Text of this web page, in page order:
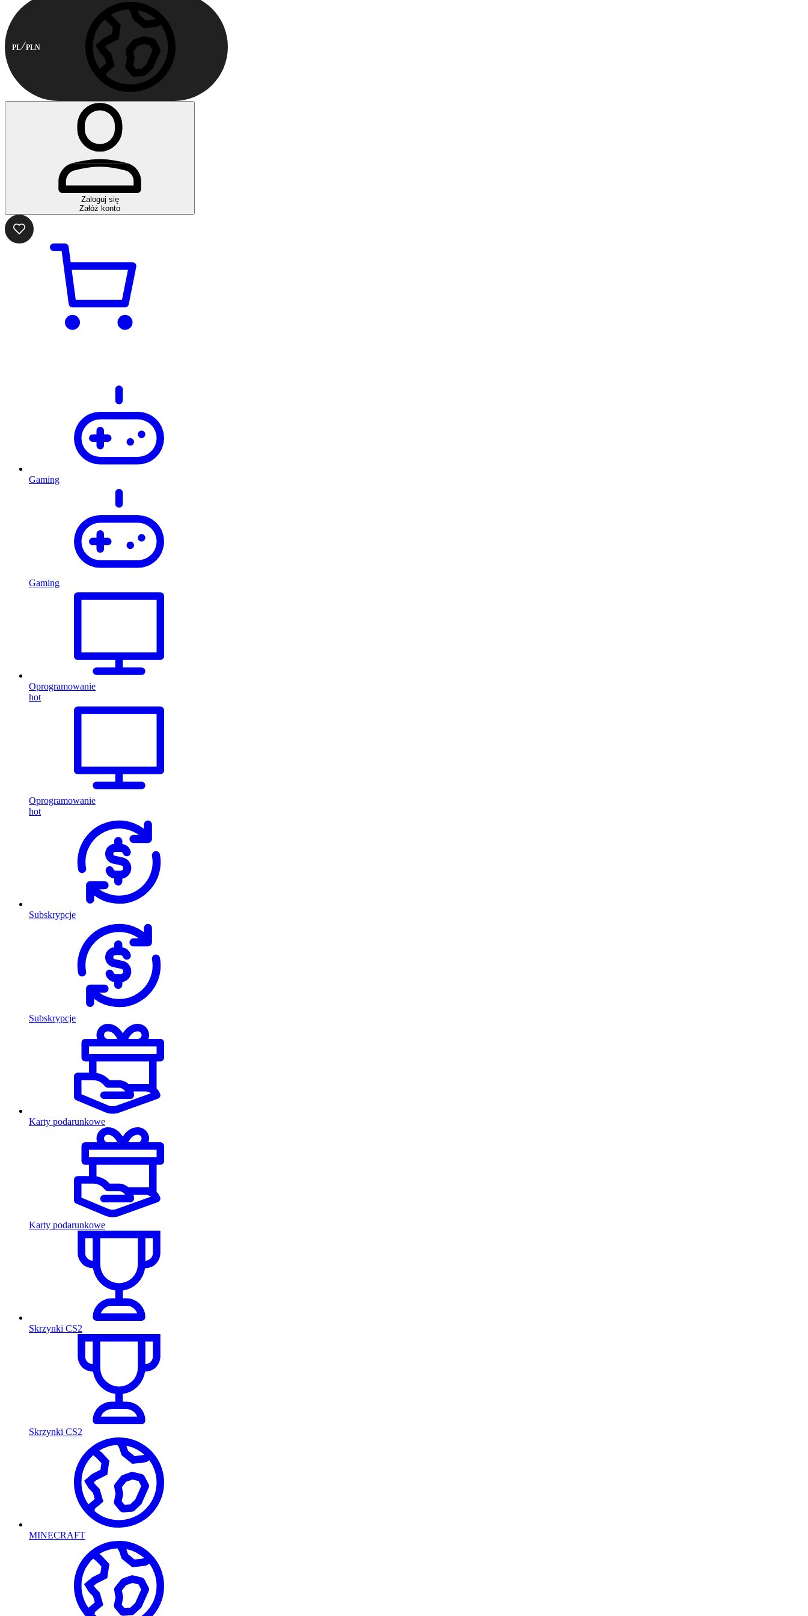
PL PLN
Zaloguj się
Załóż konto
Gaming
Gaming
Oprogramowanie
hot
Oprogramowanie
hot
Subskrypcje
Subskrypcje
Karty podarunkowe
Karty podarunkowe
Skrzynki CS2
Skrzynki CS2
MINECRAFT